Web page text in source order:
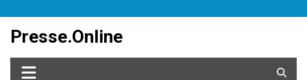
content
Presse.Online